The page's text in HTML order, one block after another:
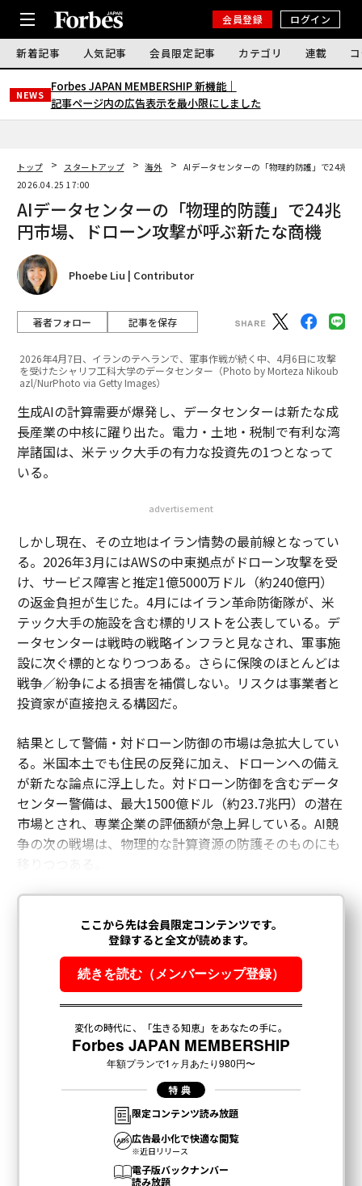
会員登録 ログイン
新着記事 人気記事 会員限定記事 カテゴリ 連載
NEWS
Forbes JAPAN MEMBERSHIP 新機能｜
記事ページ内の広告表示を最小限にしました
トップ スタートアップ 海外
AIデータセンターの「物理的防護」で24兆円
2026.04.25 17:00
AIデータセンターの「物理的防護」で24兆
円市場、ドローン攻撃が呼ぶ新たな商機
Phoebe Liu | Contributor
著者フォロー 記事を保存
2026年4月7日、イランのテヘランで、軍事作戦が続く中、4月6日に攻撃
を受けたシャリフ工科大学のデータセンター（Photo by Morteza Nikoub
azl/NurPhoto via Getty Images）
生成AIの計算需要が爆発し、データセンターは新たな成
長産業の中核に躍り出た。電力・土地・税制で有利な湾
岸諸国は、米テック大手の有力な投資先の1つとなって
いる。
advertisement
しかし現在、その立地はイラン情勢の最前線となってい
る。2026年3月にはAWSの中東拠点がドローン攻撃を受
け、サービス障害と推定1億5000万ドル（約240億円）
の返金負担が生じた。4月にはイラン革命防衛隊が、米
テック大手の施設を含む標的リストを公表している。デ
ータセンターは戦時の戦略インフラと見なされ、軍事施
設に次ぐ標的となりつつある。さらに保険のほとんどは
戦争／紛争による損害を補償しない。リスクは事業者と
投資家が直接抱える構図だ。
結果として警備・対ドローン防御の市場は急拡大してい
る。米国本土でも住民の反発に加え、ドローンへの備え
が新たな論点に浮上した。対ドローン防御を含むデータ
センター警備は、最大1500億ドル（約23.7兆円）の潜在
市場とされ、専業企業の評価額が急上昇している。AI競
争の次の戦場は、物理的な計算資源の防護そのものにも